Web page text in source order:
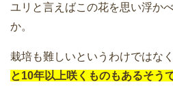
ユリと言えばこの花を思い浮か
か。
栽培も難しいというわけではなく
と10年以上咲くものもあるそうで